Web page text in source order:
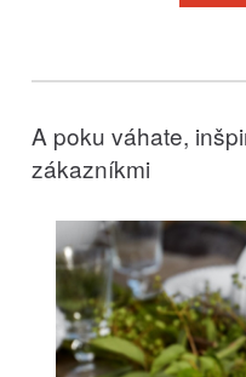
A poku váhate,
zákazníkmi